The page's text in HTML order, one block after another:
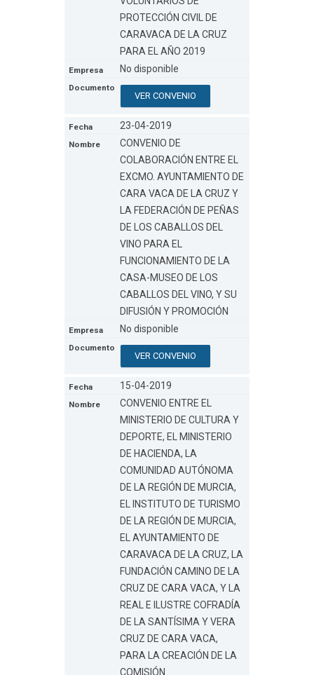
PROTECCIÓN CIVIL DE
CARAVACA DE LA CRUZ
PARA EL AÑO 2019
No disponible
VER CONVENIO
23-04-2019
CONVENIO DE
COLABORACIÓN ENTRE EL
EXCMO. AYUNTAMIENTO DE
CARA VACA DE LA CRUZ Y
LA FEDERACIÓN DE PEÑAS
DE LOS CABALLOS DEL
VINO PARA EL
FUNCIONAMIENTO DE LA
CASA-MUSEO DE LOS
CABALLOS DEL VINO, Y SU
DIFUSIÓN Y PROMOCIÓN
No disponible
VER CONVENIO
15-04-2019
CONVENIO ENTRE EL
MINISTERIO DE CULTURA Y
DEPORTE, EL MINISTERIO
DE HACIENDA, LA
COMUNIDAD AUTÓNOMA
DE LA REGIÓN DE MURCIA,
EL INSTITUTO DE TURISMO
DE LA REGIÓN DE MURCIA,
EL AYUNTAMIENTO DE
CARAVACA DE LA CRUZ, LA
FUNDACIÓN CAMINO DE LA
CRUZ DE CARA VACA, Y LA
REAL E ILUSTRE COFRADÍA
DE LA SANTÍSIMA Y VERA
CRUZ DE CARA VACA,
PARA LA CREACIÓN DE LA
COMISIÓN